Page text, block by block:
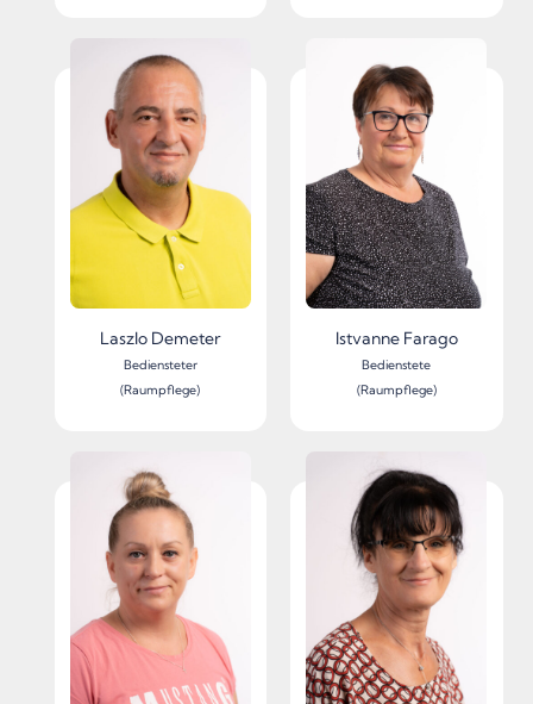
Laszlo Demeter
Bediensteter
(Raumpflege)
Istvanne Farago
Bedienstete
(Raumpflege)